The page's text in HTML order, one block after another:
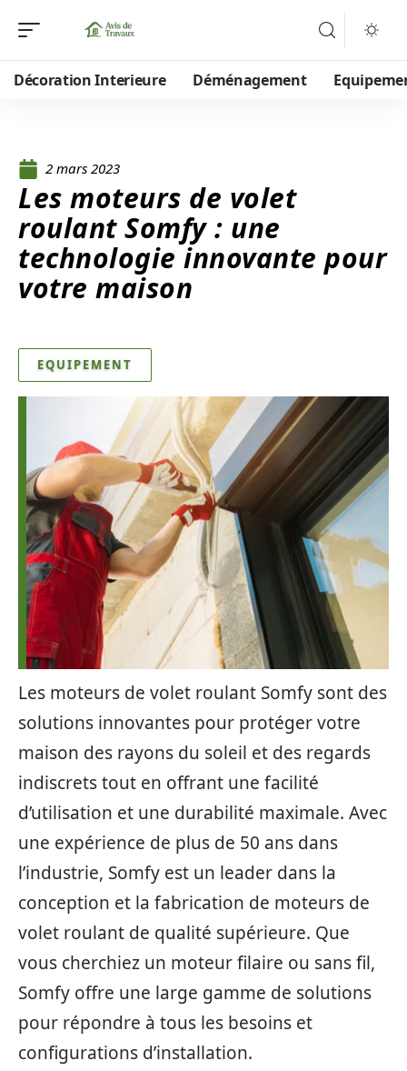
Décoration Interieure Déménagement
2 mars 2023
Les moteurs de volet
roulant Somfy : une
technologie innovante pour
votre maison
EQUIPEMENT
Les moteurs de volet roulant Somfy sont des
solutions innovantes pour protéger votre
maison des rayons du soleil et des regards
indiscrets tout en offrant une facilité
d’utilisation et une durabilité maximale. Avec
une expérience de plus de 50 ans dans
l’industrie, Somfy est un leader dans la
conception et la fabrication de moteurs de
volet roulant de qualité supérieure. Que
vous cherchiez un moteur filaire ou sans fil,
Somfy offre une large gamme de solutions
pour répondre à tous les besoins et
configurations d’installation.